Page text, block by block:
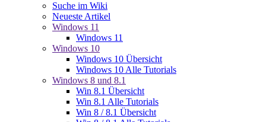
Suche im Wiki
Neueste Artikel
Windows 11
Windows 11
Windows 10
Windows 10 Übersicht
Windows 10 Alle Tutorials
Windows 8 und 8.1
Win 8.1 Übersicht
Win 8.1 Alle Tutorials
Win 8 / 8.1 Übersicht